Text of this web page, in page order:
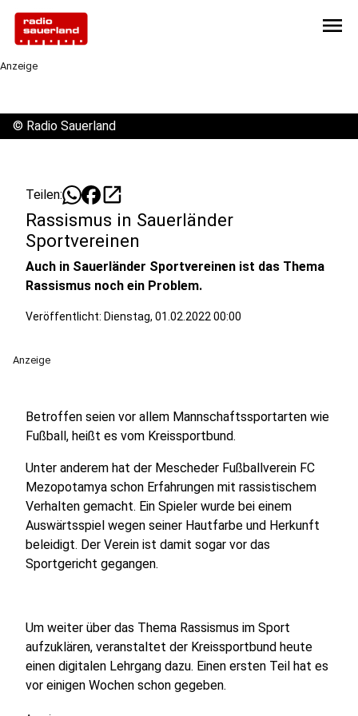
menu
Anzeige
© Radio Sauerland
Teilen: open_in_new
Rassismus in Sauerländer
Sportvereinen
Auch in Sauerländer Sportvereinen ist das Thema
Rassismus noch ein Problem.
Veröffentlicht: Dienstag, 01.02.2022 00:00
Anzeige
Betroffen seien vor allem Mannschaftssportarten wie
Fußball, heißt es vom Kreissportbund.
Unter anderem hat der Mescheder Fußballverein FC
Mezopotamya schon Erfahrungen mit rassistischem
Verhalten gemacht. Ein Spieler wurde bei einem
Auswärtsspiel wegen seiner Hautfarbe und Herkunft
beleidigt. Der Verein ist damit sogar vor das
Sportgericht gegangen.
Um weiter über das Thema Rassismus im Sport
aufzuklären, veranstaltet der Kreissportbund heute
einen digitalen Lehrgang dazu. Einen ersten Teil hat es
vor einigen Wochen schon gegeben.